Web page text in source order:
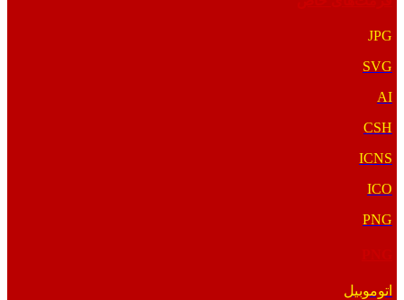
JPG
SVG
AI
CSH
ICNS
ICO
PNG
اتوموبیل